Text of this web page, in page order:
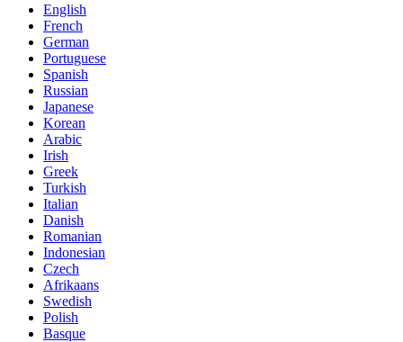
English
French
German
Portuguese
Spanish
Russian
Japanese
Korean
Arabic
Irish
Greek
Turkish
Italian
Danish
Romanian
Indonesian
Czech
Afrikaans
Swedish
Polish
Basque